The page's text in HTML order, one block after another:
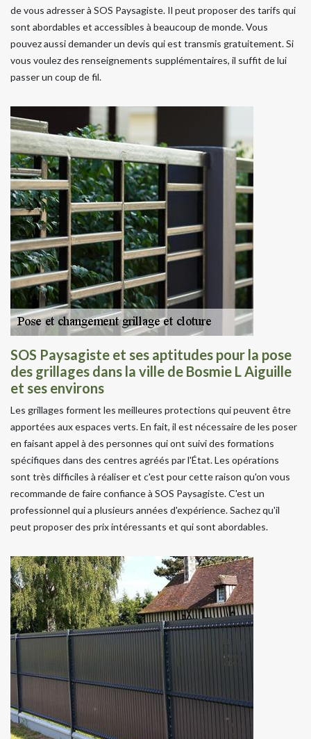
de vous adresser à SOS Paysagiste. Il peut proposer des tarifs qui
sont abordables et accessibles à beaucoup de monde. Vous
pouvez aussi demander un devis qui est transmis gratuitement. Si
vous voulez des renseignements supplémentaires, il suffit de lui
passer un coup de fil.
SOS Paysagiste et ses aptitudes pour la pose
des grillages dans la ville de Bosmie L Aiguille
et ses environs
Les grillages forment les meilleures protections qui peuvent être
apportées aux espaces verts. En fait, il est nécessaire de les poser
en faisant appel à des personnes qui ont suivi des formations
spécifiques dans des centres agréés par l'État. Les opérations
sont très difficiles à réaliser et c'est pour cette raison qu'on vous
recommande de faire confiance à SOS Paysagiste. C'est un
professionnel qui a plusieurs années d'expérience. Sachez qu'il
peut proposer des prix intéressants et qui sont abordables.